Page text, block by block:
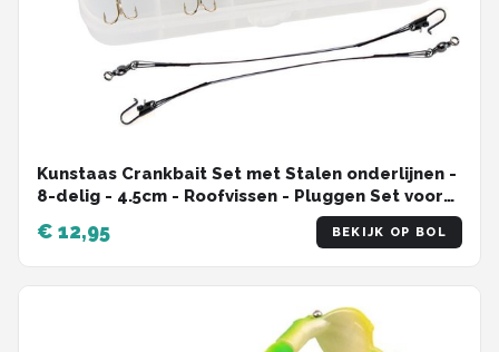
Kunstaas Crankbait Set met Stalen onderlijnen -
8-delig - 4.5cm - Roofvissen - Pluggen Set voor
€ 12,95 BEKIJK OP BOL